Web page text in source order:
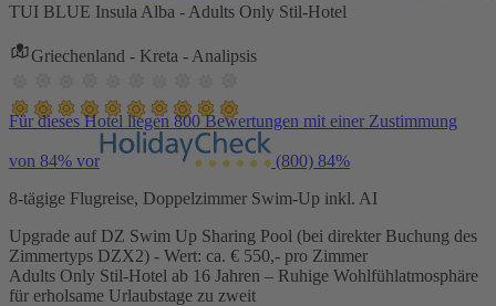
TUI BLUE Insula Alba - Adults Only Stil-Hotel
Griechenland - Kreta - Analipsis
Für dieses Hotel liegen 800 Bewertungen mit einer Zustimmung
von 84% vor (800) 84%
8-tägige Flugreise, Doppelzimmer Swim-Up inkl. AI
Upgrade auf DZ Swim Up Sharing Pool (bei direkter Buchung des
Zimmertyps DZX2) - Wert: ca. € 550,- pro Zimmer
Adults Only Stil-Hotel ab 16 Jahren – Ruhige Wohlfühlatmosphäre
für erholsame Urlaubstage zu zweit